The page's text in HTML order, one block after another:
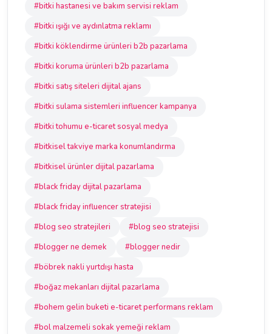
#bitki hastanesi ve bakım servisi reklam
#bitki ışığı ve aydınlatma reklamı
#bitki köklendirme ürünleri b2b pazarlama
#bitki koruma ürünleri b2b pazarlama
#bitki satış siteleri dijital ajans
#bitki sulama sistemleri influencer kampanya
#bitki tohumu e-ticaret sosyal medya
#bitkisel takviye marka konumlandırma
#bitkisel ürünler dijital pazarlama
#black friday dijital pazarlama
#black friday influencer stratejisi
#blog seo stratejileri
#blog seo stratejisi
#blogger ne demek
#blogger nedir
#böbrek nakli yurtdışı hasta
#boğaz mekanları dijital pazarlama
#bohem gelin buketi e-ticaret performans reklam
#bol malzemeli sokak yemeği reklam